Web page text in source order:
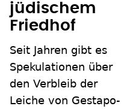
jüdischem
Friedhof
Seit Jahren gibt es
Spekulationen über
den Verbleib der
Leiche von Gestapo-